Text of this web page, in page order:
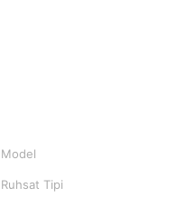
Model
Ruhsat Tipi